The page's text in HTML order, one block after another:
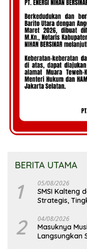
BERITA UTAMA
1 05/08/2026
SMSI Kalteng
Strategis,
2 04/08/2026
Masuknya
Langsungkan